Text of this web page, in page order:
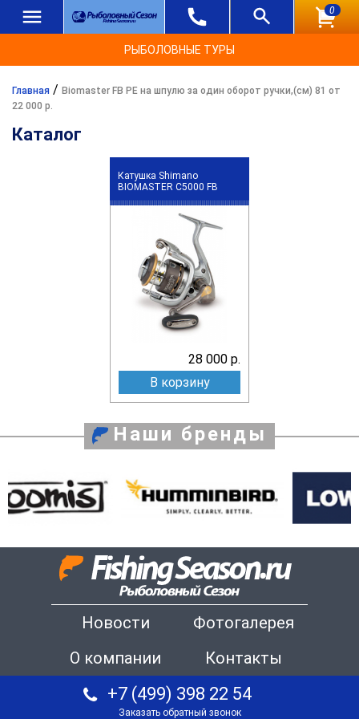
0
РЫБОЛОВНЫЕ ТУРЫ
Главная / Biomaster FB PE на шпулю за один оборот ручки,(см) 81 от
22 000 р.
Каталог
Катушка Shimano
BIOMASTER C5000 FB
28 000 р.
В корзину
Наши бренды
Новости
Фотогалерея
О компании
Контакты
+7 (499) 398 22 54
Заказать обратный звонок